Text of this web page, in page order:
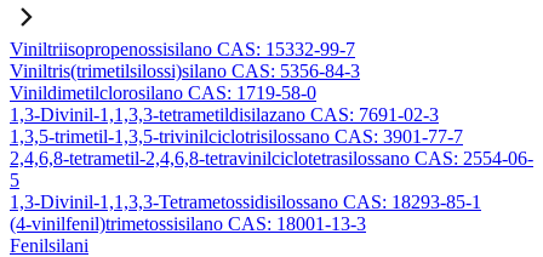
Viniltriisopropenossisilano CAS: 15332-99-7
Viniltris(trimetilsilossi)silano CAS: 5356-84-3
Vinildimetilclorosilano CAS: 1719-58-0
1,3-Divinil-1,1,3,3-tetrametildisilazano CAS: 7691-02-3
1,3,5-trimetil-1,3,5-trivinilciclotrisilossano CAS: 3901-77-7
2,4,6,8-tetrametil-2,4,6,8-tetravinilciclotetrasilossano CAS: 2554-06-
5
1,3-Divinil-1,1,3,3-Tetrametossidisilossano CAS: 18293-85-1
(4-vinilfenil)trimetossisilano CAS: 18001-13-3
Fenilsilani